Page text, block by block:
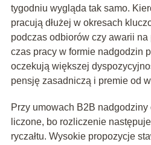
tygodniu wygląda tak samo.
pracują dłużej w okresach
podczas odbiorów czy awarii
czas pracy w formie nadgodzin
oczekują większej
pensję zasadniczą i premie od
Przy umowach B2B
liczone, bo rozliczenie
ryczałtu. Wysokie propozycje